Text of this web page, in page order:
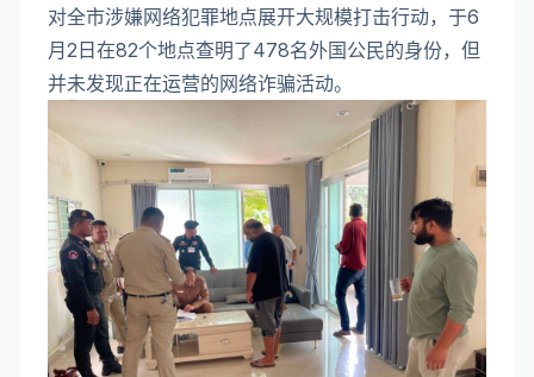
对全市涉嫌网络犯罪地点展开大规模打击行动，于6
月2日在82个地点查明了478名外国公民的身份，但
并未发现正在运营的网络诈骗活动。